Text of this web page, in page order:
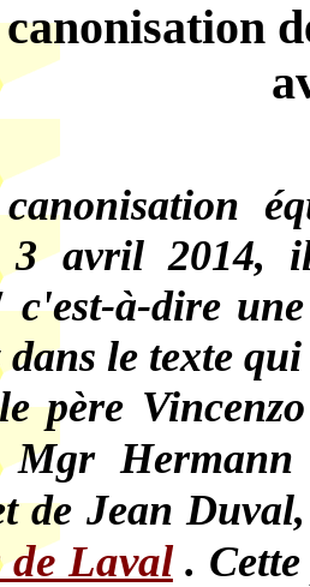
avril 2014,
à-dire une
dans le texte
père
Mgr
de Jean
Laval .